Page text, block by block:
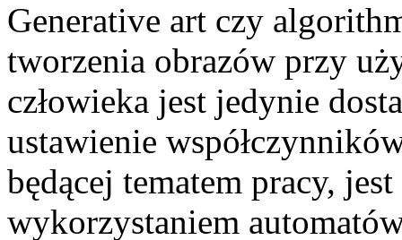
Generative art czy
tworzenia obrazów przy
człowieka jest jedynie
ustawienie
będącej tematem pracy,
wykorzystaniem